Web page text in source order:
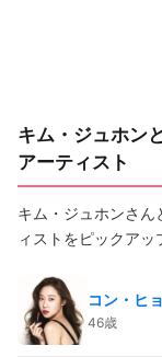
キム・ジュホン
アーティスト
キム・ジュホンさ
ィストをピックアッ
コン・ヒ
46歳